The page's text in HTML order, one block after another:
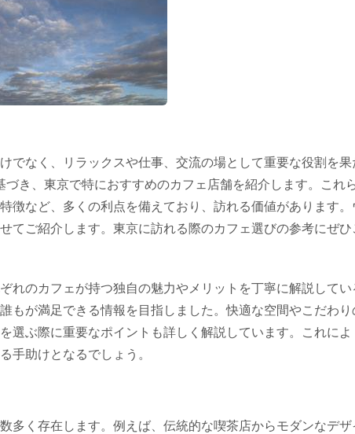
でなく、リラックスや仕事、交流の場として重要な役割を果
き、東京で特におすすめのカフェ店舗を紹介します。これ
徴など、多くの利点を備えており、訪れる価値があります。
てご紹介します。東京に訪れる際のカフェ選びの参考にぜひ
れのカフェが持つ独自の魅力やメリットを丁寧に解説してい
もが満足できる情報を目指しました。快適な空間やこだわり
選ぶ際に重要なポイントも詳しく解説しています。これによ
手助けとなるでしょう。
多く存在します。例えば、伝統的な喫茶店からモダンなデザ